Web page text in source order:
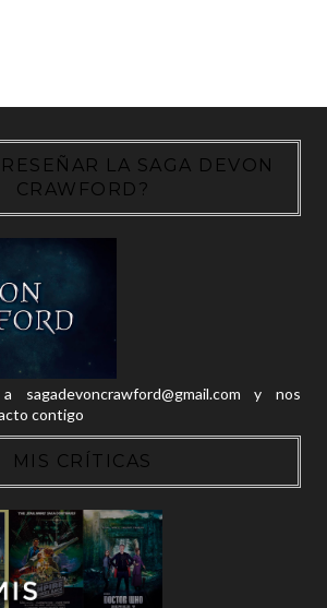
LA SAGA DEVON
CRAWFORD?
y nos
contigo
MIS CRÍTICAS